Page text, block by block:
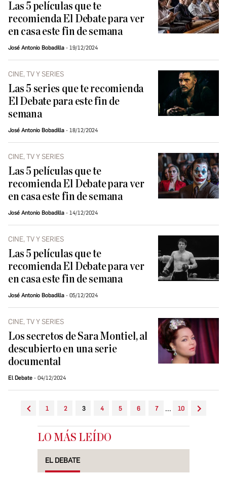
Las 5 películas que te
recomienda El Debate para ver
en casa este fin de semana
José Antonio Bobadilla 19/12/2024
CINE, TV Y SERIES
Las 5 series que te recomienda
El Debate para este fin de
semana
José Antonio Bobadilla 18/12/2024
CINE, TV Y SERIES
Las 5 películas que te
recomienda El Debate para ver
en casa este fin de semana
José Antonio Bobadilla 14/12/2024
CINE, TV Y SERIES
Las 5 películas que te
recomienda El Debate para ver
en casa este fin de semana
José Antonio Bobadilla 05/12/2024
CINE, TV Y SERIES
Los secretos de Sara Montiel, al
descubierto en una serie
documental
El Debate 04/12/2024
1 2 3 4 5 6 7 ... 10
LO MÁS LEÍDO
EL DEBATE